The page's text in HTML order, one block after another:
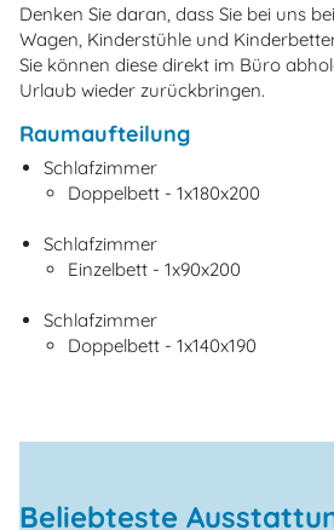
Denken Sie daran, dass Sie bei uns
Wagen, Kinderstühle und
Sie können diese direkt im Büro
Urlaub wieder zurückbringen.
Raumaufteilung
Schlafzimmer
Doppelbett - 1x180x200
Schlafzimmer
Einzelbett - 1x90x200
Schlafzimmer
Doppelbett - 1x140x190
Beliebteste